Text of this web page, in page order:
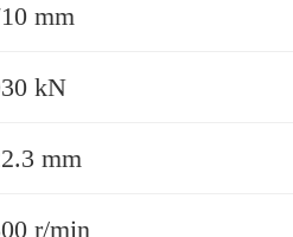
mm
kN
mm
r/min